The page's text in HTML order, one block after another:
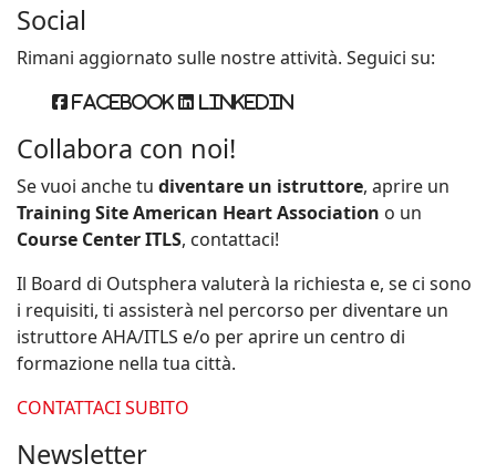
Social
Rimani aggiornato sulle nostre attività. Seguici su:
Facebook Linkedin
Collabora con noi!
Se vuoi anche tu diventare un istruttore, aprire un
Training Site American Heart Association o un
Course Center ITLS, contattaci!
Il Board di Outsphera valuterà la richiesta e, se ci sono
i requisiti, ti assisterà nel percorso per diventare un
istruttore AHA/ITLS e/o per aprire un centro di
formazione nella tua città.
CONTATTACI SUBITO
Newsletter